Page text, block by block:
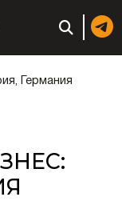
Германия